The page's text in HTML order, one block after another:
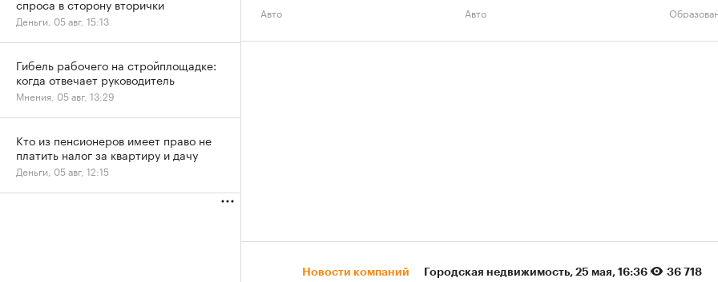
Авто Авто
Новости компаний Городская недвижимость⁠, 25 мая, 16:36
36 718
спроса в сторону вторички
Деньги, 05 авг, 15:13
Гибель рабочего на стройплощадке:
когда отвечает руководитель
Мнения, 05 авг, 13:29
Кто из пенсионеров имеет право не
платить налог за квартиру и дачу
Деньги, 05 авг, 12:15